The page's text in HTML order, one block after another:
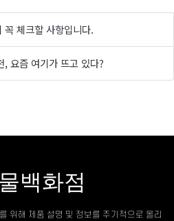
꼭 체크할 사항입니다.
, 요즘 여기가 뜨고 있다?
백화점
위해 제품 설명 및 정보를 주기적으로 올리